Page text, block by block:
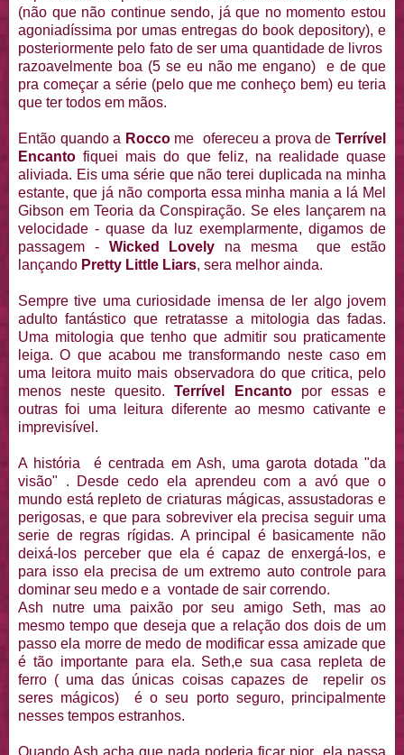
(não que não continue sendo, já que no momento estou
agoniadíssima por umas entregas do book depository), e
posteriormente pelo fato de ser uma quantidade de livros
razoavelmente boa (5 se eu não me engano) e de que
pra começar a série (pelo que me conheço bem) eu teria
que ter todos em mãos.
Então quando a Roccome ofereceu a prova deTerrível
Encanto fiquei mais do que feliz, na realidade quase
aliviada. Eis uma série que não terei duplicada na minha
estante, que já não comporta essa minha mania a lá Mel
Gibson em Teoria da Conspiração. Se eles lançarem na
velocidade - quase da luz exemplarmente, digamos de
passagem - Wicked Lovely na mesma que estão
lançando Pretty Little Liars, sera melhor ainda.
Sempre tive uma curiosidade imensa de ler algo jovem
adulto fantástico que retratasse a mitologia das fadas.
Uma mitologia que tenho que admitir sou praticamente
leiga. O que acabou me transformando neste caso em
uma leitora muito mais observadora do que critica, pelo
menos neste quesito.Terrível Encantopor essas e
outras foi uma leitura diferente ao mesmo cativante e
imprevisível.
A história é centrada em Ash, uma garota dotada "da
visão" . Desde cedo ela aprendeu com a avó que o
mundo está repleto de criaturas mágicas, assustadoras e
perigosas, e que para sobreviver ela precisa seguir uma
serie de regras rígidas. A principal é basicamente não
deixá-los perceber que ela é capaz de enxergá-los, e
para isso ela precisa de um extremo auto controle para
dominar seu medo e a vontade de sair correndo.
Ash nutre uma paixão por seu amigo Seth, mas ao
mesmo tempo que deseja que a relação dos dois de um
passo ela morre de medo de modificar essa amizade que
é tão importante para ela. Seth,e sua casa repleta de
ferro ( uma das únicas coisas capazes de repelir os
seres mágicos) é o seu porto seguro, principalmente
nesses tempos estranhos.